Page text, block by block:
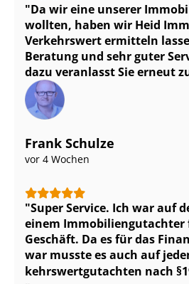
Da wir eine unserer
wollten, haben wir Heid
Verkehrswert ermitteln
Beratung und sehr guter
dazu veranlasst Sie erneut
Frank Schulze
vor 4 Wochen
Super Service. Ich war auf
einem Im­mo­bi­li­en­gut­ach­ter
Geschäft. Da es für das
war musste es auch auf
kehrs­wert­gut­ach­ten nach